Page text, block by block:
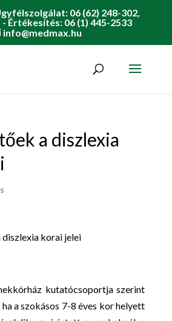
06 (62) 248-302,
- Értékesítés: 06 (1) 445-2533
info@medmax.hu
a diszlexia
kutatócsoportja szerint
a szokásos 7-8 éves kor helyett